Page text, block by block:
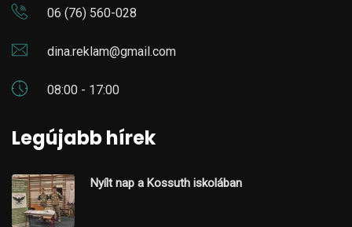
06 (76) 560-028
dina.reklam@gmail.com
08:00 - 17:00
Legújabb hírek
Nyílt nap a Kossuth iskolában